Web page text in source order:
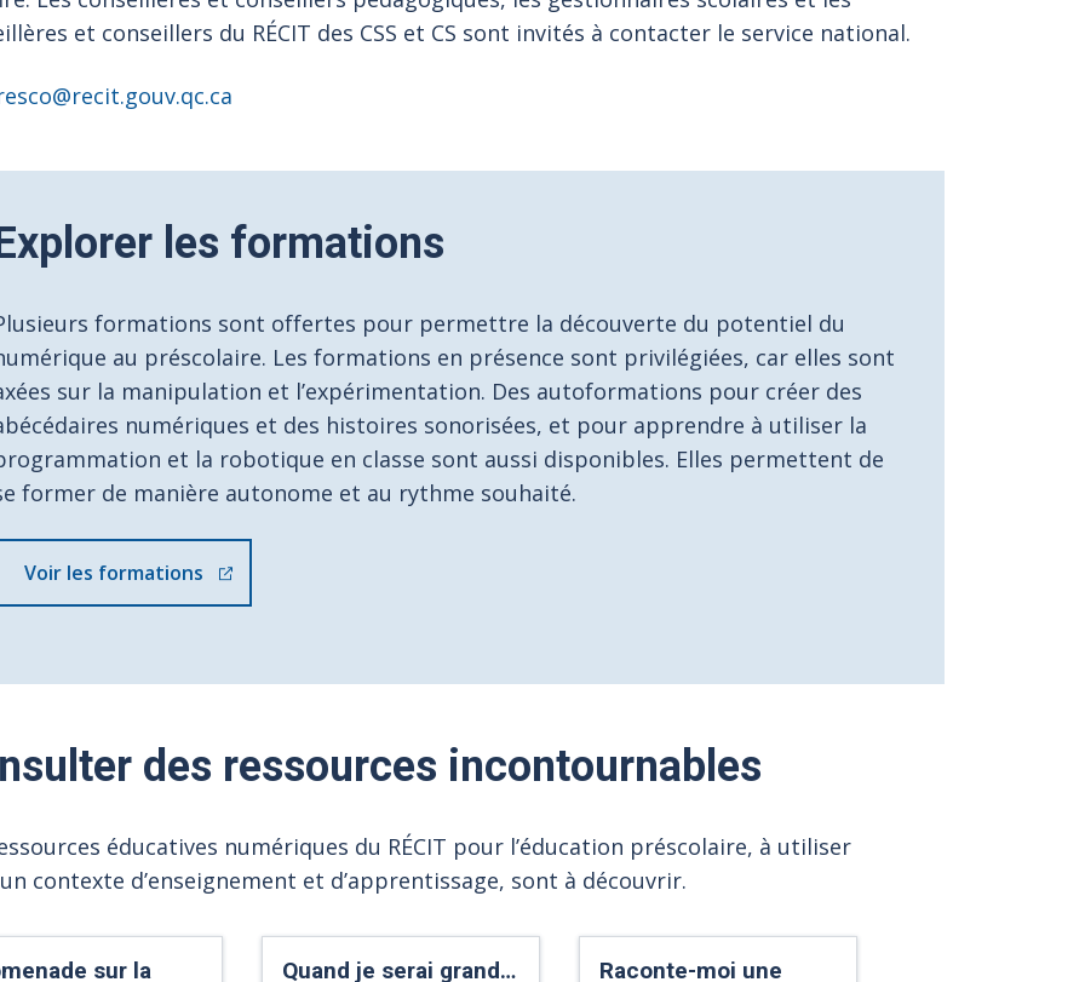
et conseillers du RÉCIT des CSS et CS sont invités à contacter le service national.
les formations
formations sont offertes pour permettre la découverte du potentiel du
au préscolaire. Les formations en présence sont privilégiées, car elles sont
sur la manipulation et l’expérimentation. Des autoformations pour créer des
numériques et des histoires sonorisées, et pour apprendre à utiliser la
et la robotique en classe sont aussi disponibles. Elles permettent de
former de manière autonome et au rythme souhaité.
Voir les formations
des ressources incontournables
éducatives numériques du RÉCIT pour l’éducation préscolaire, à utiliser
contexte d’enseignement et d’apprentissage, sont à découvrir.
sur la
Quand je serai grand…
Raconte-moi une